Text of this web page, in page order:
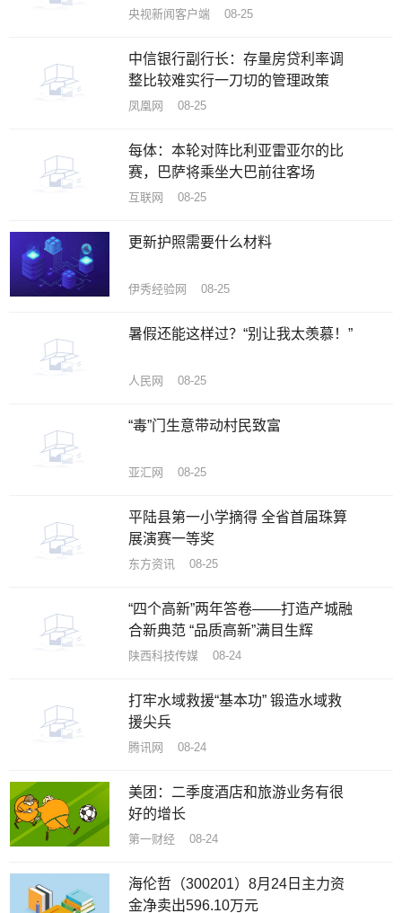
央视新闻客户端 08-25
中信银行副行长：存量房贷利率调
整比较难实行一刀切的管理政策
凤凰网 08-25
每体：本轮对阵比利亚雷亚尔的比
赛，巴萨将乘坐大巴前往客场
互联网 08-25
更新护照需要什么材料
伊秀经验网 08-25
暑假还能这样过？“别让我太羡慕！”
人民网 08-25
“毒”门生意带动村民致富
亚汇网 08-25
平陆县第一小学摘得 全省首届珠算
展演赛一等奖
东方资讯 08-25
“四个高新”两年答卷——打造产城融
合新典范 “品质高新”满目生辉
陕西科技传媒 08-24
打牢水域救援“基本功” 锻造水域救
援尖兵
腾讯网 08-24
美团：二季度酒店和旅游业务有很
好的增长
第一财经 08-24
海伦哲（300201）8月24日主力资
金净卖出596.10万元